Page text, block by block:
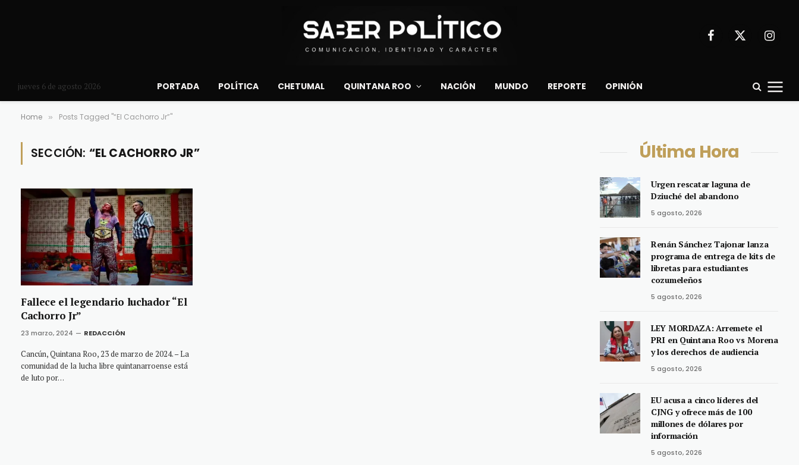
Facebook
X
jueves 6 de agosto 2026 PORTADA POLÍTICA CHETUMAL QUINTANA ROO NACIÓN MUNDO REPORTE OPINIÓN
Home » Posts Tagged "“El Cachorro Jr”"
SECCIÓN: “EL CACHORRO JR”
Fallece el legendario luchador “El
Cachorro Jr”
23 marzo, 2024 REDACCIÓN
Cancún, Quintana Roo, 23 de marzo de 2024. – La
comunidad de la lucha libre quintanarroense está
de luto por…
Última Hora
Urgen rescatar laguna de
Dziuché del abandono
5 agosto, 2026
Renán Sánchez Tajonar lanza
programa de entrega de kits de
libretas para estudiantes
cozumeleños
5 agosto, 2026
LEY MORDAZA: Arremete el
PRI en Quintana Roo vs Morena
y los derechos de audiencia
5 agosto, 2026
EU acusa a cinco líderes del
CJNG y ofrece más de 100
millones de dólares por
información
5 agosto, 2026